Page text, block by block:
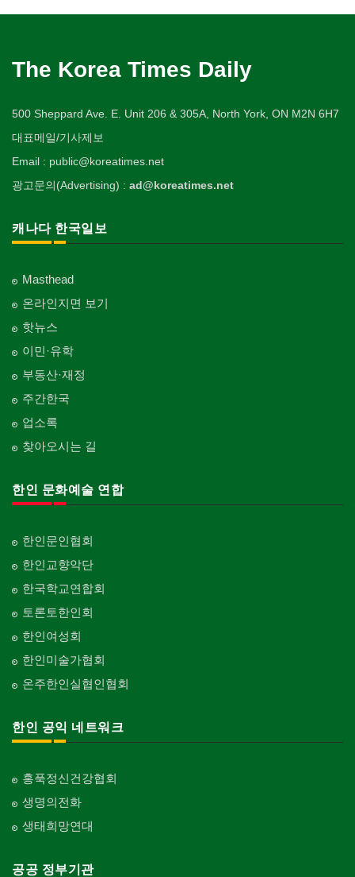
Ophthalmologist
Surgeon
의사-치과
Dentist/Dental Surgeon
의사-가정의
의사-기타
Multi Specialty
의사-정신과
양복점
Fashion/Boutique
Blanket
웨딩서비스
Bridal Fashion/Wedding Service
자수
개인지도-서예
개인지도-미술/사진
Private Lesson-Art/Photograph
Private Lesson-Ballet/Dance
Private Lesson-Flower Arrangement
개인지도-기타
보석감정사
인쇄
장의사
직업소개 에이전트
Cleaning
카펫 청소
Carpet Cleaning
판촉물
gifts for events
프랜차이즈
Franchise
Piano Tuning/Sale
현금인출기
ATM
Art Gallery/Framing
행사/이벤트
Event
인벤토리
인터넷/소프트웨어 개발
스테이징 홈
전기공사/수리
Electric Work
정원공사/조경
Roofing
Curtain/Carpet
Wall Paper/Paint
가라지/그라지/차고
Garage Door
건축 엔지니어
Engineering
Architectural Designer
Builder/Developer
자동차-판매/리스
자동차-견인
Towing
자동차-청소
Auto Cleaning
운동구/스포츠용품
취미/레저
Hobby/Leisure
태권도/무술
Taekwondo/Martial Arts
Beauty Salon/Barber Shop
Spring Water/Water Purifier
Nursing Home
Sauna
Skin Care
화장품
Cosmetics
피트니스/헬스
Fitness
산후조리서비스
Korean Businessmen's Association
Buddhist Temple
Religion-Other
한국일보 본사 및 지국
한국정부기관
Korean Governmental Organization
한인회
Korean Cultural Association
Newspaper/TV/Radio
한국기업 현지법인/지사
Korean Enterprises In Canada
동창회-대학교
Alumni University
동창회-중·고등학교
Alumni Middle·High School
단체-협회
단체-스포츠
Organization-Sports
단체-음악/미술
Organization-Music/Art
단체-불교
Organization-Buddhist
Organization-Christianity
교회-장로교회
Church-Presbyterian
Church-United
Church-7th Day Adventist
교회-씨 앤 엠에이
Church-C & MA
Church-Full Gospel
Shoe Repair
ETC
아파트
Apartment
The Korea Times Daily
500 Sheppard Ave. E. Unit 206 & 305A, North York, ON M2N 6H7
대표메일/기사제보
Email : public@koreatimes.net
광고문의(Advertising) : ad@koreatimes.net
캐나다 한국일보
Masthead
온라인지면 보기
핫뉴스
이민·유학
부동산·재정
주간한국
업소록
찾아오시는 길
한인 문화예술 연합
한인문인협회
한인교향악단
한국학교연합회
토론토한인회
한인여성회
한인미술가협회
온주한인실협인협회
한인 공익 네트워크
홍푹정신건강협회
생명의전화
생태희망연대
공공 정부기관